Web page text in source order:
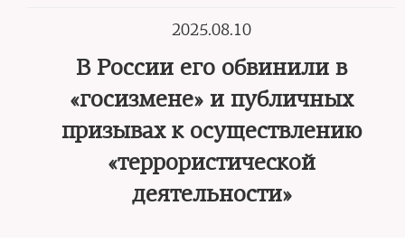
2025.08.10
В России его обвинили в
«госизмене» и публичных
призывах к осуществлению
«террористической
деятельности»